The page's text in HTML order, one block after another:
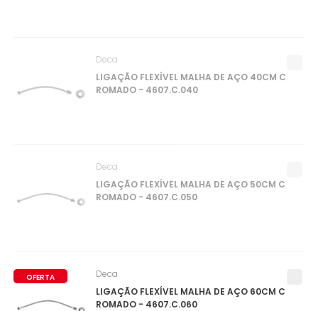
LIGAÇÃO FLEXÍVEL MALHA DE AÇO 40CM C
ROMADO - 4607.C.040
Deca
LIGAÇÃO FLEXÍVEL MALHA DE AÇO 50CM C
ROMADO - 4607.C.050
Deca
OFERTA
LIGAÇÃO FLEXÍVEL MALHA DE AÇO 60CM C
ROMADO - 4607.C.060
Deca